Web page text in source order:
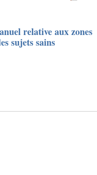
relative aux zones
sujets sains